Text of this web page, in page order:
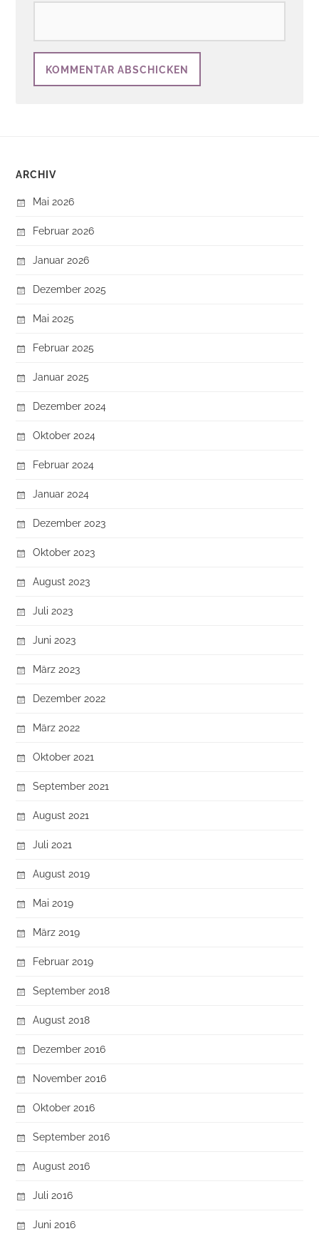
ARCHIV
Mai 2026
Februar 2026
Januar 2026
Dezember 2025
Mai 2025
Februar 2025
Januar 2025
Dezember 2024
Oktober 2024
Februar 2024
Januar 2024
Dezember 2023
Oktober 2023
August 2023
Juli 2023
Juni 2023
März 2023
Dezember 2022
März 2022
Oktober 2021
September 2021
August 2021
Juli 2021
August 2019
Mai 2019
März 2019
Februar 2019
September 2018
August 2018
Dezember 2016
November 2016
Oktober 2016
September 2016
August 2016
Juli 2016
Juni 2016